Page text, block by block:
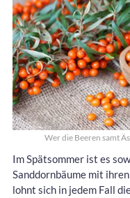
Wer die Beeren samt
Im Spätsommer ist es
Sanddornbäume mit
lohnt sich in jedem Fall